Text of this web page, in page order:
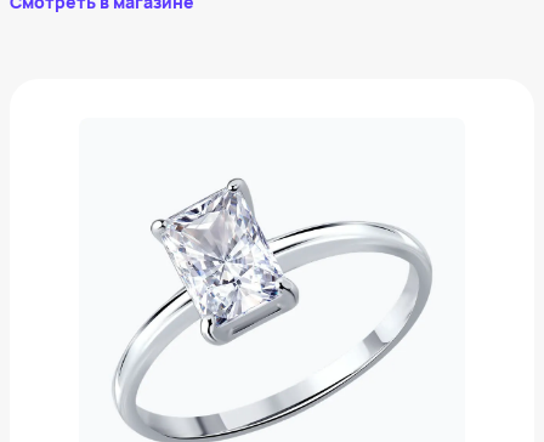
Кольцо из серебра с фианитом
2 370 ₽
Добавить в вишлист